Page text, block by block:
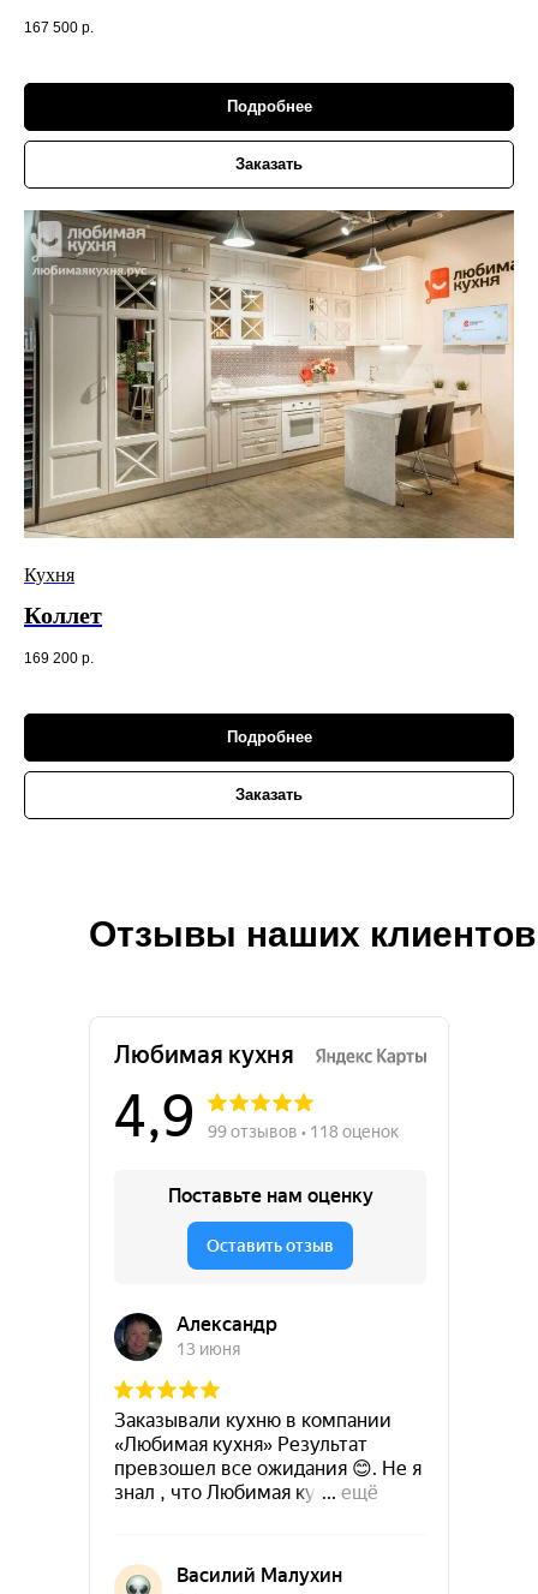
167 500 р.
Подробнее
Заказать
Кухня
Коллет
169 200 р.
Подробнее
Заказать
Отзывы наших клиентов